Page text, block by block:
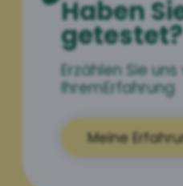
Haben
getestet?
Erzählen Sie uns
Ihrem Erfahrung
Meine